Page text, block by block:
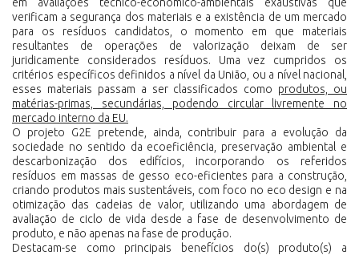
verificam a segurança dos materiais e a existência de um mercado
para os resíduos candidatos, o momento em que materiais
resultantes de operações de valorização deixam de ser
juridicamente considerados resíduos. Uma vez cumpridos os
critérios específicos definidos a nível da União, ou a nível nacional,
esses materiais passam a ser classificados como produtos, ou
matérias-primas, secundárias, podendo circular livremente no
mercado interno da EU.
O projeto G2E pretende, ainda, contribuir para a evolução da
sociedade no sentido da ecoeficiência, preservação ambiental e
descarbonização dos edifícios, incorporando os referidos
resíduos em massas de gesso eco-eficientes para a construção,
criando produtos mais sustentáveis, com foco no eco design e na
otimização das cadeias de valor, utilizando uma abordagem de
avaliação de ciclo de vida desde a fase de desenvolvimento de
produto, e não apenas na fase de produção.
Destacam-se como principais benefícios do(s) produto(s) a